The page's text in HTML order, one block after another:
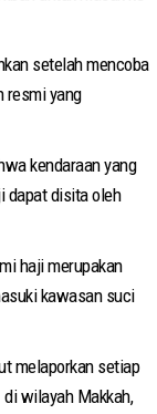
setelah mencoba
resmi yang
kendaraan yang
dapat disita oleh
haji merupakan
kawasan suci
melaporkan setiap
wilayah Makkah,